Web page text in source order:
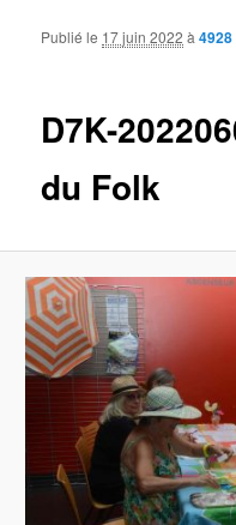
D7K-
du Folk
Publié le 17 juin 2022 à4928